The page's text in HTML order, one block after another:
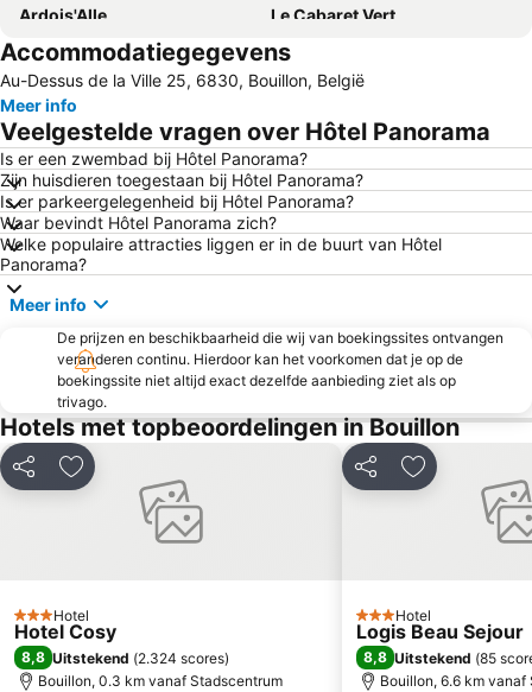
Ardois'Alle
Le Cabaret Vert
Château Fort de Sedan
Abdij van Chevetogne
La Ferme des Fées
Festival Mondial des théâtres de marionnettes
Lesterny
Domaine de Vendresse
Musée de la Cloche et du Carillon
La Cité de Rocroi
Accommodatiegegevens
Au-Dessus de la Ville 25, 6830, Bouillon, België
Meer info
Veelgestelde vragen over Hôtel Panorama
Is er een zwembad bij Hôtel Panorama?
Zijn huisdieren toegestaan bij Hôtel Panorama?
Is er parkeergelegenheid bij Hôtel Panorama?
Waar bevindt Hôtel Panorama zich?
Welke populaire attracties liggen er in de buurt van Hôtel
Panorama?
Meer info
De prijzen en beschikbaarheid die wij van boekingssites ontvangen
veranderen continu. Hierdoor kan het voorkomen dat je op de
boekingssite niet altijd exact dezelfde aanbieding ziet als op
trivago.
Hotels met topbeoordelingen in Bouillon
Delen Toevoegen aan favorieten
3 Sterren
Hotel
Hotel Cosy
8,8 Uitstekend (2.324 scores)
Bouillon, 0.3 km vanaf Stadscentrum
Delen Toevoegen
3 Sterren
Hotel
Logis Beau Sejour
8,8 Uitstekend (85
Bouillon, 6.6 km vanaf